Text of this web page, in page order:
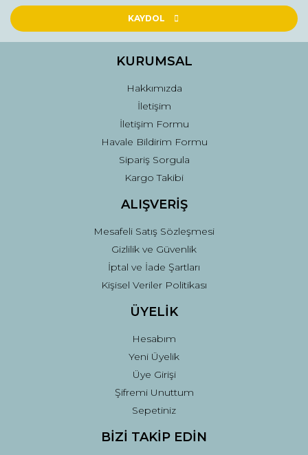
KAYDOL
KURUMSAL
Hakkımızda
İletişim
İletişim Formu
Havale Bildirim Formu
Sipariş Sorgula
Kargo Takibi
ALIŞVERİŞ
Mesafeli Satış Sözleşmesi
Gizlilik ve Güvenlik
İptal ve İade Şartları
Kişisel Veriler Politikası
ÜYELİK
Hesabım
Yeni Üyelik
Üye Girişi
Şifremi Unuttum
Sepetiniz
BİZİ TAKİP EDİN